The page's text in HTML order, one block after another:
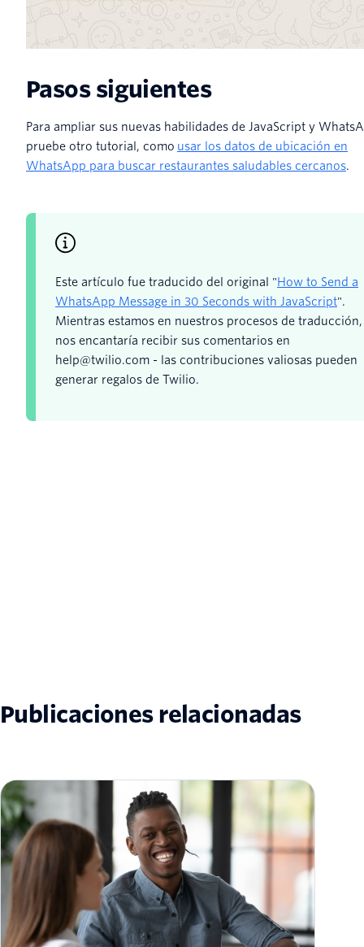
Pasos siguientes
Para ampliar sus nuevas habilidades de JavaScript y
pruebe otro tutorial, como usar los datos de ubicación en
WhatsApp para buscar restaurantes saludables cercanos.
Este artículo fue traducido del original "How to Send a
WhatsApp Message in 30 Seconds with JavaScript".
Mientras estamos en nuestros procesos de traducción,
nos encantaría recibir sus comentarios en
help@twilio.com - las contribuciones valiosas pueden
generar regalos de Twilio.
Publicaciones relacionadas